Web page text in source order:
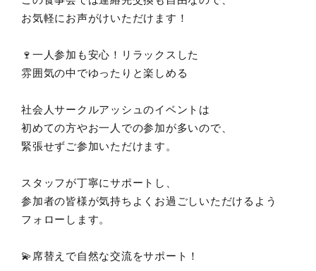
お気軽にお声がけいただけます！
🍷一人参加も安心！リラックスした
雰囲気の中でゆったりと楽しめる
社会人サークルアッシュのイベントは
初めての方やお一人での参加が多いので、
緊張せずご参加いただけます。
スタッフが丁寧にサポートし、
参加者の皆様が気持ちよくお過ごしいただけるよう
フォローします。
💫席替えで自然な交流をサポート！